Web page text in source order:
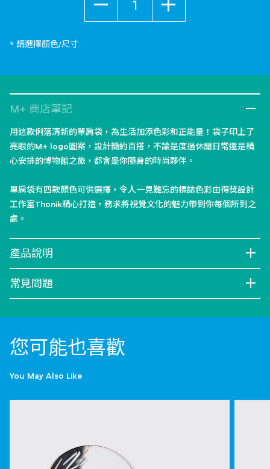
* 請選擇顏色/尺寸
M+ 商店筆記
用這款俐落清新的單肩袋，為生活加添色彩和正能量！袋子印上了
亮眼的M+ logo圖案，設計簡約百搭，不論是度過休閒日常還是精
心安排的博物館之旅，都會是你隨身的時尚夥伴。
單肩袋有四款顏色可供選擇，令人一見難忘的標誌色彩由得獎設計
工作室Thonik精心打造，務求將視覺文化的魅力帶到你每個所到之
處。
產品說明
常見問題
您可能也喜歡
You May Also Like